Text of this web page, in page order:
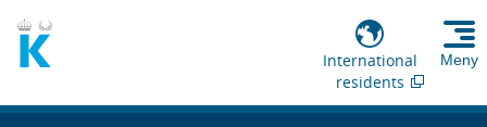
International
residents
Meny